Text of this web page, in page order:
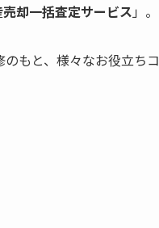
却一括査定サービス 」。
もと、様々なお役立ちコ